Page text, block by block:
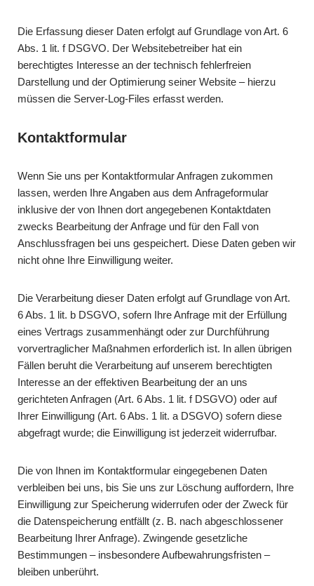
Die Erfassung dieser Daten erfolgt auf Grundlage von Art. 6
Abs. 1 lit. f DSGVO. Der Websitebetreiber hat ein
berechtigtes Interesse an der technisch fehlerfreien
Darstellung und der Optimierung seiner Website – hierzu
müssen die Server-Log-Files erfasst werden.
Kontaktformular
Wenn Sie uns per Kontaktformular Anfragen zukommen
lassen, werden Ihre Angaben aus dem Anfrageformular
inklusive der von Ihnen dort angegebenen Kontaktdaten
zwecks Bearbeitung der Anfrage und für den Fall von
Anschlussfragen bei uns gespeichert. Diese Daten geben wir
nicht ohne Ihre Einwilligung weiter.
Die Verarbeitung dieser Daten erfolgt auf Grundlage von Art.
6 Abs. 1 lit. b DSGVO, sofern Ihre Anfrage mit der Erfüllung
eines Vertrags zusammenhängt oder zur Durchführung
vorvertraglicher Maßnahmen erforderlich ist. In allen übrigen
Fällen beruht die Verarbeitung auf unserem berechtigten
Interesse an der effektiven Bearbeitung der an uns
gerichteten Anfragen (Art. 6 Abs. 1 lit. f DSGVO) oder auf
Ihrer Einwilligung (Art. 6 Abs. 1 lit. a DSGVO) sofern diese
abgefragt wurde; die Einwilligung ist jederzeit widerrufbar.
Die von Ihnen im Kontaktformular eingegebenen Daten
verbleiben bei uns, bis Sie uns zur Löschung auffordern, Ihre
Einwilligung zur Speicherung widerrufen oder der Zweck für
die Datenspeicherung entfällt (z. B. nach abgeschlossener
Bearbeitung Ihrer Anfrage). Zwingende gesetzliche
Bestimmungen – insbesondere Aufbewahrungsfristen –
bleiben unberührt.